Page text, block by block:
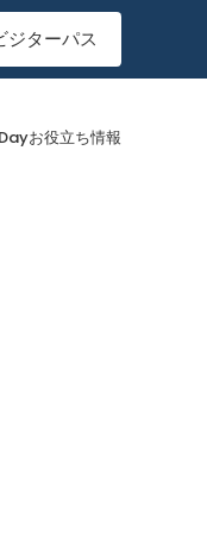
ジターパス
お役立ち情報